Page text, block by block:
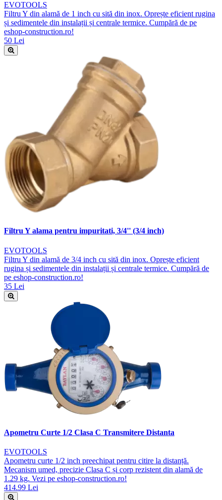
EVOTOOLS
Filtru Y din alamă de 1 inch cu sită din inox. Oprește eficient rugina
și sedimentele din instalații și centrale termice. Cumpără de pe
eshop-construction.ro!
50 Lei
Filtru Y alama pentru impuritati, 3/4'' (3/4 inch)
EVOTOOLS
Filtru Y din alamă de 3/4 inch cu sită din inox. Oprește eficient
rugina și sedimentele din instalații și centrale termice. Cumpără de
pe eshop-construction.ro!
35 Lei
Apometru Curte 1/2 Clasa C Transmitere Distanta
EVOTOOLS
Apometru curte 1/2 inch preechipat pentru citire la distanță.
Mecanism umed, precizie Clasa C și corp rezistent din alamă de
1.29 kg. Vezi pe eshop-construction.ro!
414.99 Lei